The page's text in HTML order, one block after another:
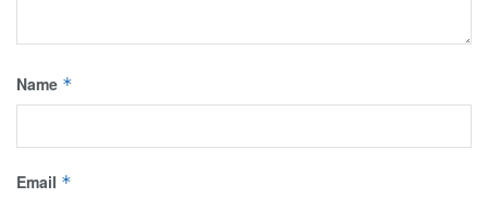
Name *
Email *